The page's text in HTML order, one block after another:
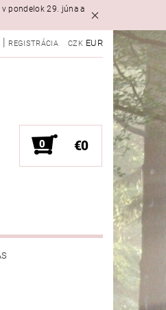
pondelok 29. júna a
CZK EUR
REGISTRÁCIA
0 €0